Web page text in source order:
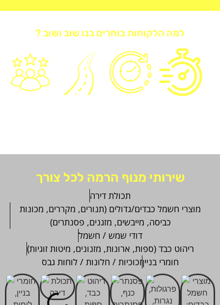
למה הלקוחות בוחרים בנו שוב ושוב ?
הגעה
שירותי מנוף הרמה לכל צורך
תכולת דירה
מוצרי חשמל כבדים/גדולים (תנורים, מקררים, מכונות
כביסה, מייבשים, מזגנים, פסנתרים)
דודי שמש / חשמל
ריהוט כבד (ספות, ארונות, מזנונים, מיטות זוגיות)
חומרי בנייןזכוכיות / חלונות / לוחות גבס